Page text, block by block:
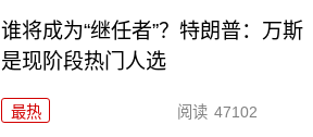
谁将成为“继任者”？特朗普：万斯
是现阶段热门人选
最热 阅读 47102